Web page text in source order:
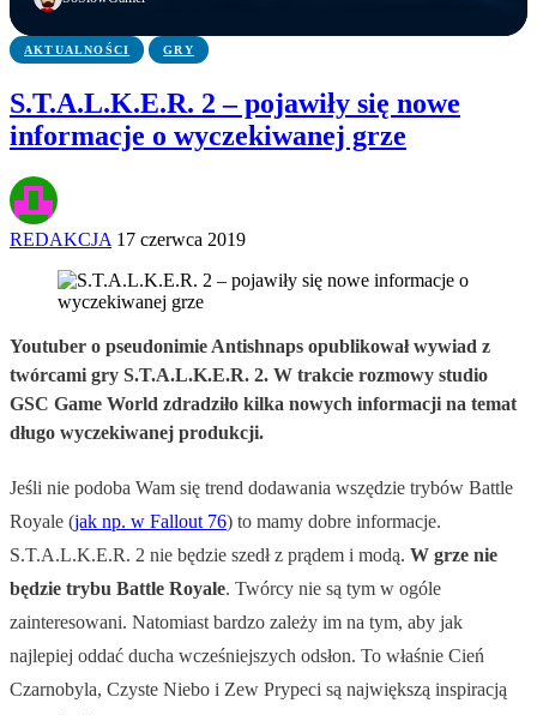
AKTUALNOŚCI GRY
S.T.A.L.K.E.R. 2 – pojawiły się nowe
informacje o wyczekiwanej grze
REDAKCJA 17 czerwca 2019
Youtuber o pseudonimie Antishnaps opublikował wywiad z
twórcami gry S.T.A.L.K.E.R. 2. W trakcie rozmowy studio
GSC Game World zdradziło kilka nowych informacji na temat
długo wyczekiwanej produkcji.
Jeśli nie podoba Wam się trend dodawania wszędzie trybów Battle
Royale (jak np. w Fallout 76) to mamy dobre informacje.
S.T.A.L.K.E.R. 2 nie będzie szedł z prądem i modą. W grze nie
będzie trybu Battle Royale. Twórcy nie są tym w ogóle
zainteresowani. Natomiast bardzo zależy im na tym, aby jak
najlepiej oddać ducha wcześniejszych odsłon. To właśnie Cień
Czarnobyla, Czyste Niebo i Zew Prypeci są największą inspiracją